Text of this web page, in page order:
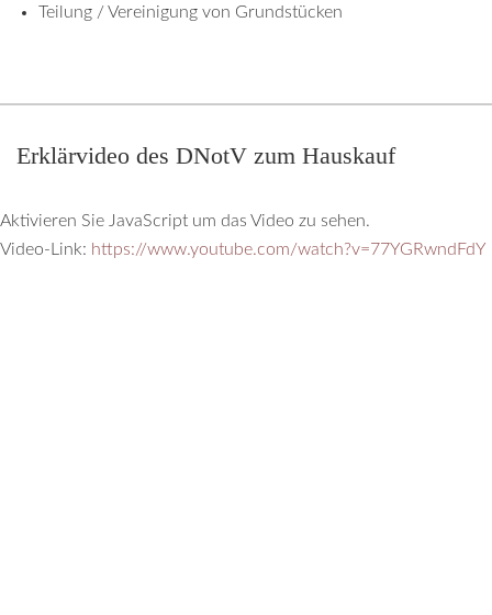
Teilung / Vereinigung von Grundstücken
Erklärvideo des DNotV zum Hauskauf
Aktivieren Sie JavaScript um das Video zu sehen.
Video-Link: https://www.youtube.com/watch?v=77YGRwndFdY